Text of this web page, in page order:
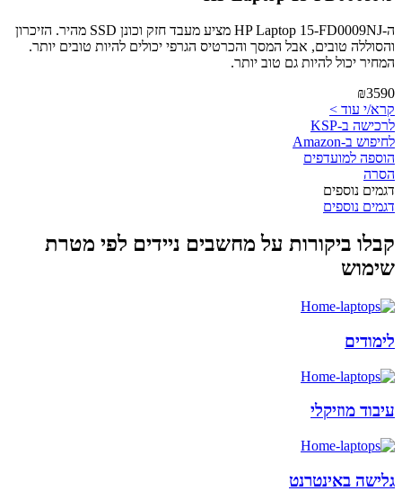
ה-HP Laptop 15-FD0009NJ מציע מעבד חזק וכונן SSD מהיר. הזיכרון
והסוללה טובים, אבל המסך והכרטיס הגרפי יכולים להיות טובים יותר.
המחיר יכול להיות גם טוב יותר.
₪3590
קרא/י עוד >
לרכישה ב-KSP
לחיפוש ב-Amazon
הוספה למועדפים
הסרה
דגמים נוספים
דגמים נוספים
קבלו ביקורות על מחשבים ניידים לפי מטרת
שימוש
לימודים
עיבוד מוזיקלי
גלישה באינטרנט